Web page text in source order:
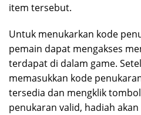
item tersebut.
Untuk menukarkan kode
pemain dapat mengakses
terdapat di dalam game.
memasukkan kode
tersedia dan mengklik tombol
penukaran valid, hadiah